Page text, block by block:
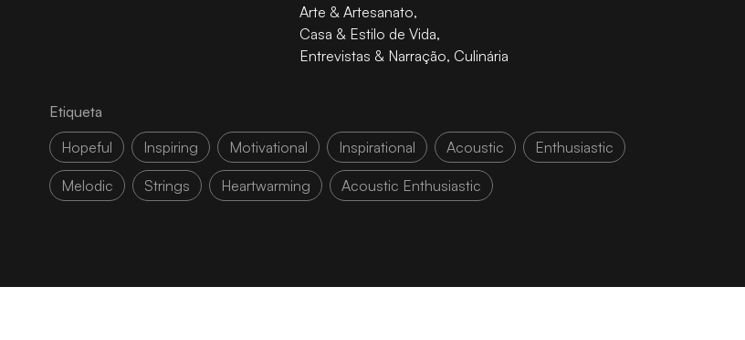
Arte & Artesanato,
Casa & Estilo de Vida,
Entrevistas & Narração, Culinária
Etiqueta
Hopeful
Inspiring Motivational Inspirational Acoustic Enthusiastic
Melodic Strings Heartwarming Acoustic Enthusiastic